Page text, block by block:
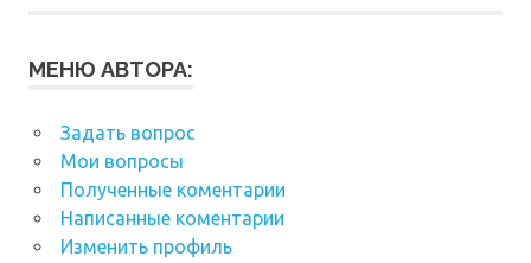
МЕНЮ АВТОРА:
Задать вопрос
Мои вопросы
Полученные коментарии
Написанные коментарии
Изменить профиль